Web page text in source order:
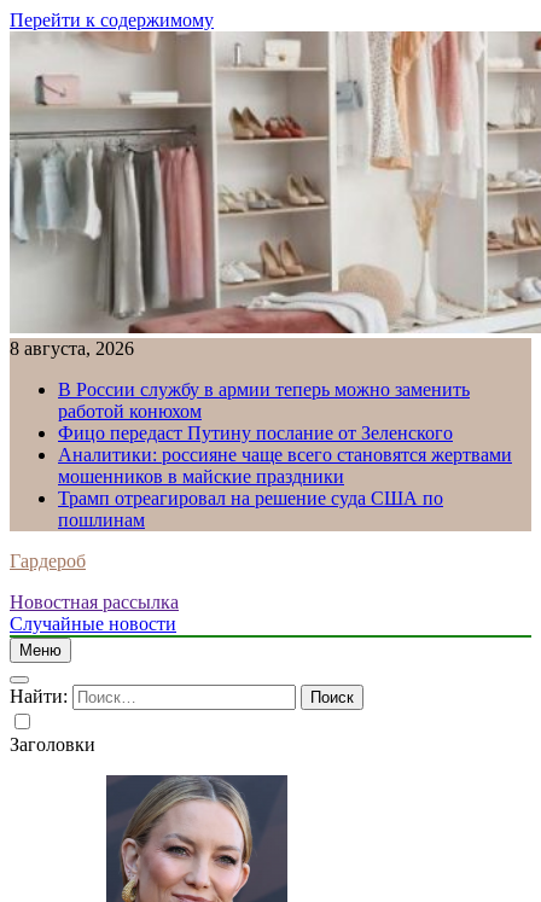
Перейти к содержимому
8 августа, 2026
В России службу в армии теперь можно заменить
работой конюхом
Фицо передаст Путину послание от Зеленского
Аналитики: россияне чаще всего становятся жертвами
мошенников в майские праздники
Трамп отреагировал на решение суда США по
пошлинам
Гардероб
Новостная рассылка
Случайные новости
Меню
Найти:
Заголовки